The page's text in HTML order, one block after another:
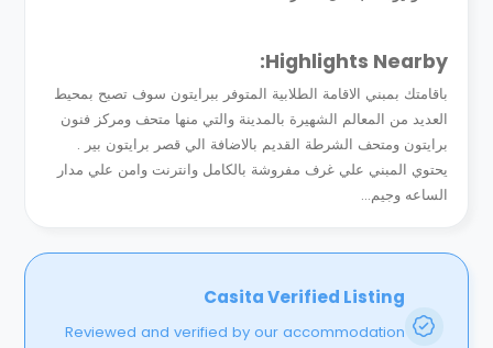
Highlights Nearby:
باقامتك بمبني الاقامة الطلابية المتوفر ببرايتون سوف تصبح بمحيط
العديد من المعالم الشهيرة بالمدينة والتي منها متحف ومركز فنون
برايتون ومتحف الشرطة القديم بالاضافة الي قصر برايتون بير .
يحتوي المبني علي غرف مفروشة بالكامل وانترنت وامن علي مدار
الساعه وجيم...
Casita Verified Listing
Reviewed and verified by our accommodation